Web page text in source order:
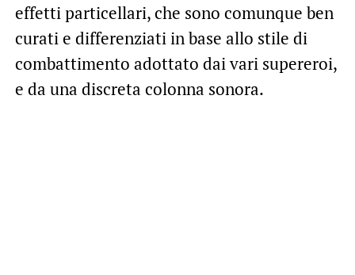
effetti particellari, che sono comunque ben
curati e differenziati in base allo stile di
combattimento adottato dai vari supereroi,
e da una discreta colonna sonora.